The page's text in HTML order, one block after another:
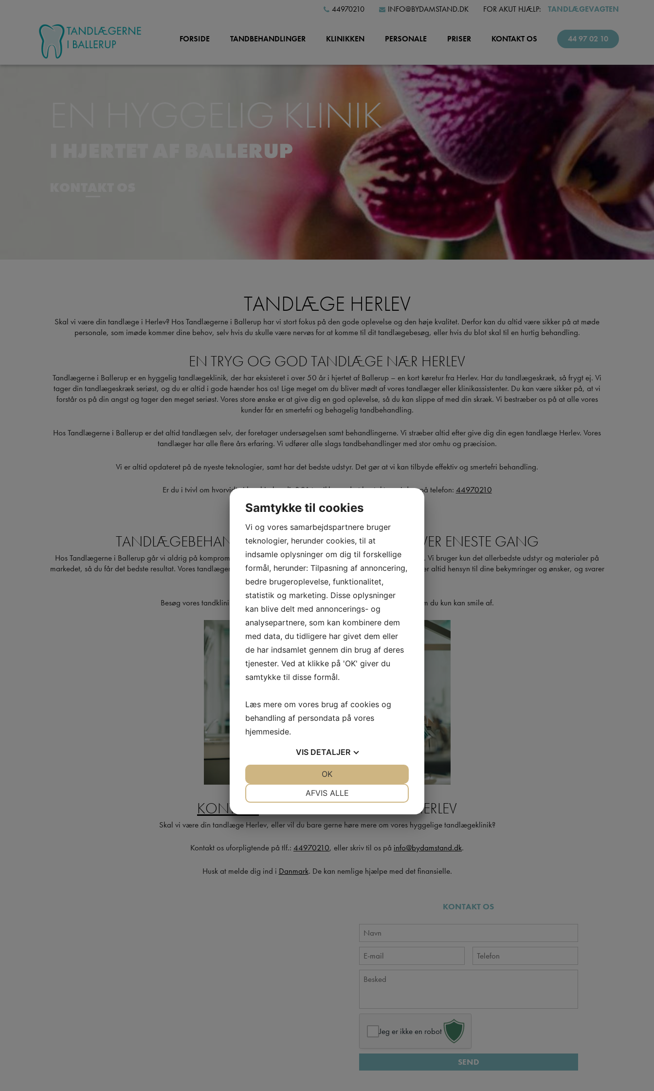
44970210 INFO@BYDAMSTAND.DK FOR AKUT HJÆLP: TANDLÆGEVAGTEN
FORSIDE TANDBEHANDLINGER KLINIKKEN PERSONALE PRISER KONTAKT OS 44 97 02 10
EN HYGGELIG KLINIK
I HJERTET AF BALLERUP
TANDLÆGE HERLEV
Skal vi være din tandlæge i Herlev? Hos Tandlægerne i Ballerup har vi stort fokus på den gode oplevelse og den høje kvalitet. Derfor kan du altid være sikker på at møde
personale, som imøde kommer dine behov, selv hvis du skulle være nervøs for at komme til dit tandlægebesøg, eller hvis du blot skal til en hurtig behandling.
EN TRYG OG GOD TANDLÆGE NÆR HERLEV
Tandlægerne i Ballerup er en hyggelig tandlægeklinik, der har eksisteret i over 50 år i hjertet af Ballerup – en kort køretur fra Herlev. Har du tandlægeskræk, så frygt ej. Vi
tager din tandlægeskræk seriøst, og du er altid i gode hænder hos os! Lige meget om du bliver mødt af vores tandlæger eller klinikassistenter. Du kan være sikker på, at vi
forstår os på din angst og tager den meget seriøst. Vores store ønske er at give dig en god oplevelse, så du kan slippe af med din skræk. Vi bestræber os på at alle vores
kunder får en smertefri og behagelig tandbehandling.
Hos Tandlægerne i Ballerup er det altid tandlægen selv, der foretager undersøgelsen samt behandlingerne. Vi stræber altid efter give dig din egen tandlæge Herlev. Vores
tandlæger har alle flere års erfaring. Vi udfører alle slags tandbehandlinger med stor omhu og præcision.
Vi er altid opdateret på de nyeste teknologier, samt har det bedste udstyr. Det gør at vi kan tilbyde effektiv og smertefri behandling.
Er du i tvivl om hvorvidt vi kan hjælpe dig? Så tøv ikke med at kontakte os i dag på telefon: 44970210
TANDLÆGEBEHANDLING AF HØJESTE KVALITET HVER ENESTE GANG
Hos Tandlægerne i Ballerup går vi aldrig på kompromis med hverken kvaliteten af vores arbejde eller vores service. Vi bruger kun det allerbedste udstyr og materialer på
markedet, så du får det bedste resultat. Vores tandlæger er erfarne og venlige, så du er altid i trygge hænder. Vi tager altid hensyn til dine bekymringer og ønsker, og svarer
med glæde på alle dine spørgsmål.
Besøg vores tandklinik – din lokale tandlæge nær Herlev. Vi leverer et resultat, som du kun kan smile af.
KONTAKTDIN TANDLÆGE TÆT PÅ HERLEV
Skal vi være din tandlæge Herlev, eller vil du bare gerne høre mere om vores hyggelige tandlægeklinik?
Kontakt os uforpligtende på tlf.: 44970210, eller skriv til os på info@bydamstand.dk.
Husk at melde dig ind i Danmark. De kan nemlige hjælpe med det finansielle.
KONTAKT OS
Jeg er ikke en robot
Samtykke til cookies
Vi og vores samarbejdspartnere bruger
teknologier, herunder cookies, til at
indsamle oplysninger om dig til forskellige
formål, herunder: Tilpasning af annoncering,
bedre brugeroplevelse, funktionalitet,
statistik og marketing. Disse oplysninger
kan blive delt med annoncerings- og
analysepartnere, som kan kombinere dem
med data, du tidligere har givet dem eller
de har indsamlet gennem din brug af deres
tjenester. Ved at klikke på 'OK' giver du
samtykke til disse formål.
Læs mere om vores brug af cookies og
behandling af persondata på vores
hjemmeside.
VIS DETALJER
MARKETING STATISTIK
AFVIS ALLE
OK